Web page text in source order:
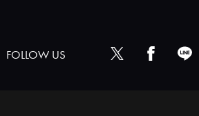
FOLLOW US